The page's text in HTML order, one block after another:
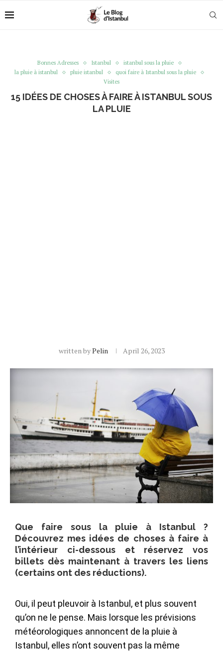
Bonnes Adresses Istanbul
istanbul sous la pluie
la pluie à istanbul
pluie istanbul
quoi faire à Istanbul sous la pluie
Visites
15 IDÉES DE CHOSES À FAIRE À ISTANBUL SOUS
LA PLUIE
written byPelin April 26, 2023
Que faire sous la pluie à Istanbul ?
Découvrez mes idées de choses à faire à
l’intérieur ci-dessous et réservez vos
billets dès maintenant à travers les liens
(certains ont des réductions).
Oui, il peut pleuvoir à Istanbul, et plus souvent
qu’on ne le pense. Mais lorsque les prévisions
météorologiques annoncent de la pluie à
Istanbul, elles n’ont souvent pas la même